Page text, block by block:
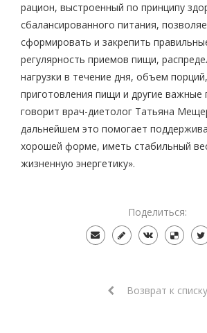
рацион, выстроенный по принципу
сбалансированного питания,
сформировать и закрепить
регулярность приемов пищи,
нагрузки в течение дня, объем
приготовления пищи и другие важные
говорит врач-диетолог Татьяна
дальнейшем это помогает
хорошей форме, иметь стабильный
жизненную энергетику».
Поделиться:
Возврат к списку